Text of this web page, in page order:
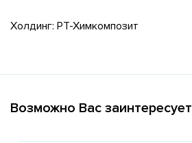
Холдинг: РТ-Химкомпозит
Возможно Вас заинтересует